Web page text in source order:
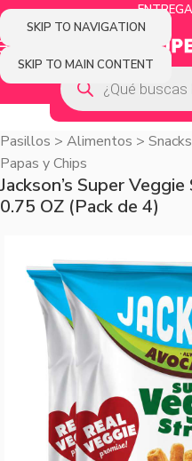
SKIP TO NAVIGATION
SKIP TO MAIN CONTENT
Pasillos > Alimentos >
Papas y Chips
Jackson’s Super
0.75 OZ (Pack de 4)